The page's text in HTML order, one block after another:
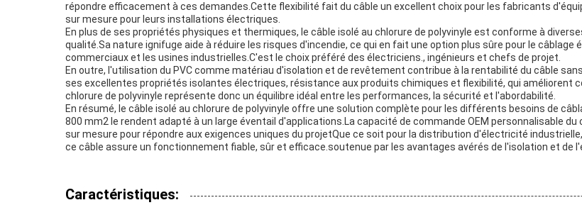
répondre efficacement à ces demandes.Cette flexibilité fait du câble un excellent choix pour les fabricants
sur mesure pour leurs installations électriques.
En plus de ses propriétés physiques et thermiques, le câble isolé au chlorure de polyvinyle est conforme à
qualité.Sa nature ignifuge aide à réduire les risques d'incendie, ce qui en fait une option plus sûre pour le
commerciaux et les usines industrielles.C'est le choix préféré des électriciens., ingénieurs et chefs de projet.
En outre, l'utilisation du PVC comme matériau d'isolation et de revêtement contribue à la rentabilité du câble
ses excellentes propriétés isolantes électriques, résistance aux produits chimiques et flexibilité, qui améliorent
chlorure de polyvinyle représente donc un équilibre idéal entre les performances, la sécurité et l'abordabilité.
En résumé, le câble isolé au chlorure de polyvinyle offre une solution complète pour les différents besoins de
800 mm2 le rendent adapté à un large éventail d'applications.La capacité de commande OEM personnalisable
sur mesure pour répondre aux exigences uniques du projetQue ce soit pour la distribution d'électricité
ce câble assure un fonctionnement fiable, sûr et efficace.soutenue par les avantages avérés de l'isolation et de
Caractéristiques: